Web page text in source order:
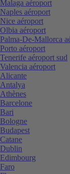
Malaga aéroport
Naples aéroport
Nice aéroport
Olbia aéroport
Palma-De-Mallorca
Porto aéroport
Tenerife aéroport sud
Valencia aéroport
Alicante
Antalya
Athènes
Barcelone
Bari
Bologne
Budapest
Catane
Dublin
Edimbourg
Faro